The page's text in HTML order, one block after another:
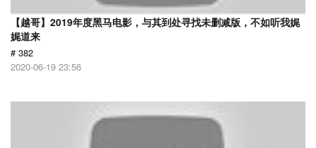
【越哥】2019年度黑马电影，与其到处寻找未删减版，不如听我娓
娓道来
# 382
2020-06-19 23:56